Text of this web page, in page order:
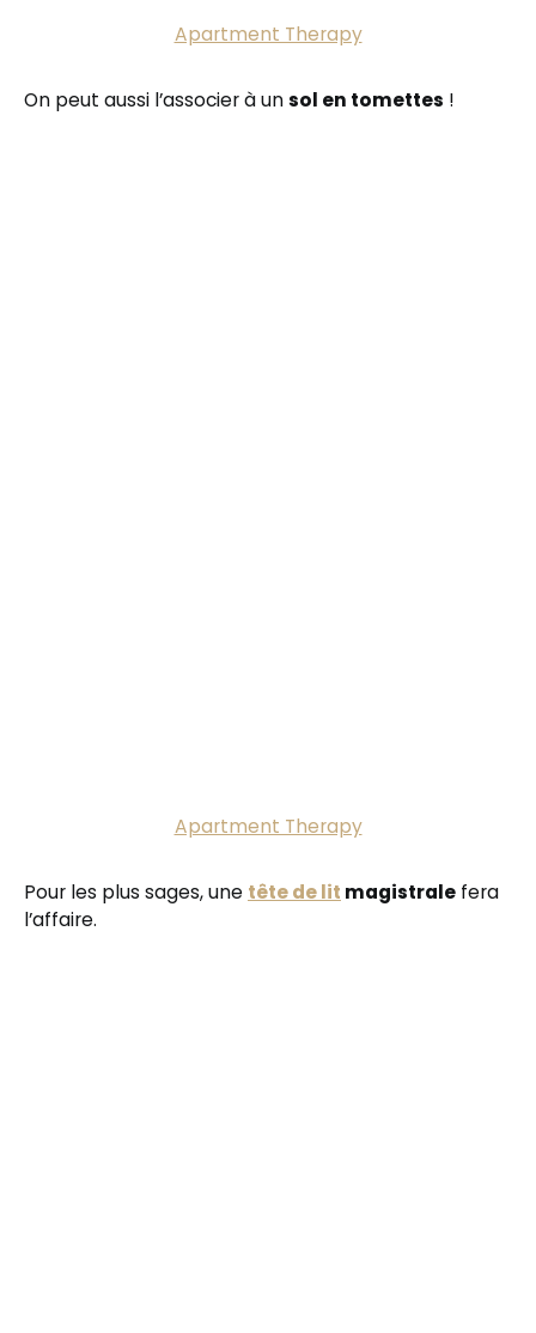
Apartment Therapy
On peut aussi l’associer à unsol en tomettes !
Apartment Therapy
Pour les plus sages, une tête de lit magistrale fera
l’affaire.